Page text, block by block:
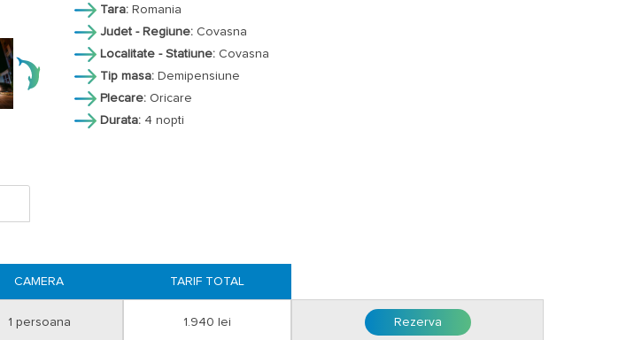
oferă 1 noapte suplimentara gratuita (cazare cu mic dejun)
Tratament balnear include următoarele proceduri:
- 4 proceduri/zi/persoana pentru sejur in perioadele 25.06 -31.08.2026 si 01.10 -20.12.2026;
- 3 proceduri/zi/persoana pentru sejur in perioada 01.09 -30.09.2026).
Demipensiunea include:
mic dejun si prânz servite in sistem bufet suedez, intrare cu pranz si
iesire cu mic dejun.
- 1 copil 4 -13,99 ani, cazat in camera cu 2 adulți, cu pat suplimentar, achita 803 lei/sejur.
Tara: Romania
Judet - Regiune: Covasna
Localitate - Statiune: Covasna
Tip masa: Demipensiune
Plecare: Oricare
Durata: 4 nopti
CAMERA TARIF TOTAL
1 persoana 1.940 lei Rezerva